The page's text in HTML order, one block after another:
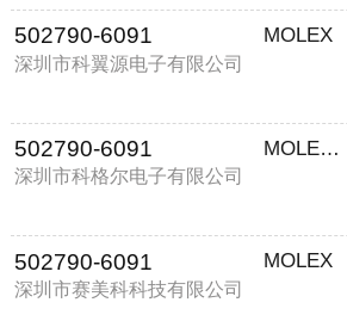
502790-6091
深圳市科翼源电子有限公司
MOLEX
502790-6091
深圳市科格尔电子有限公司
MOLEX/莫仕
502790-6091
深圳市赛美科科技有限公司
MOLEX